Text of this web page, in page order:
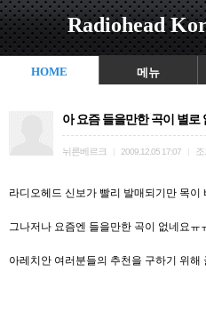
Radiohead
HOME 메뉴
아 요즘 들을만한 곡이 별로
뉘른베르크 2009.12.05 17:07
라디오헤드 신보가 빨리 발매되기만 목이
그나저나 요즘엔 들을만한 곡이 없네요ㅠ
아레치안 여러분들의 추천을 구하기 위해